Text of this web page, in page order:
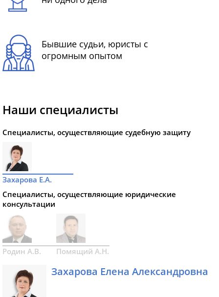
Бывшие судьи, юристы с
огромным опытом
Наши специалисты
Специалисты, осуществляющие судебную защиту
Захарова Е.А.
Специалисты, осуществляющие юридические
консультации
Родин А.В. Помящий А.Н.
Захарова Елена Александровна